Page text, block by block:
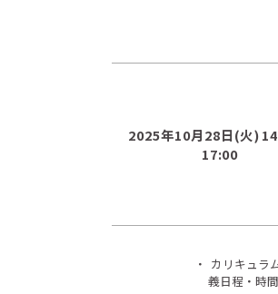
2025年10月28日(火)
17:00
・ カリキュラ
義日程・時